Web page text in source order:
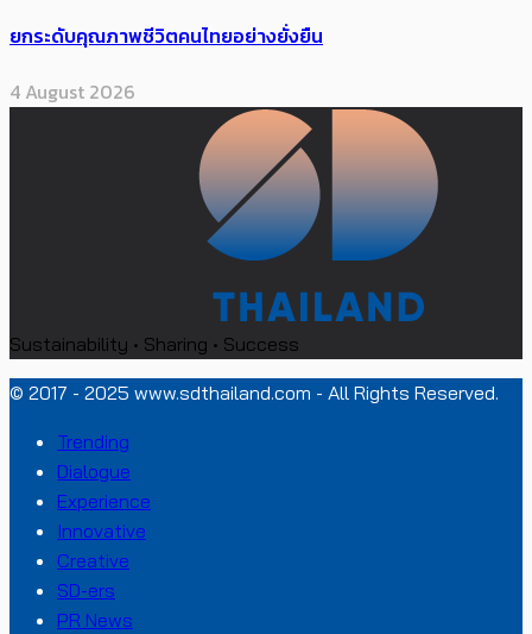
ยกระดับคุณภาพชีวิตคนไทยอย่างยั่งยืน
4 August 2026
Sustainability • Sharing • Success
© 2017 - 2025 www.sdthailand.com - All Rights Reserved.
Trending
Dialogue
Experience
Innovative
Creative
SD-ers
PR News